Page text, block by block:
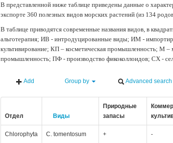
В представленной ниже таблице приведены данные о
экспорте 360 полезных видов морских растений (из 134
В таблице приводятся современные названия видов, в
альготерапия; ИВ - интродуцированные виды; ИМ -
культивирование; КП – косметическая промышленность; М
промышленность; ПФ - производство фикоколлоидов; СХ -
Add Group by Advanced search
Отдел Виды
Природные
запасы
Chlorophyta C. tomentosum + -